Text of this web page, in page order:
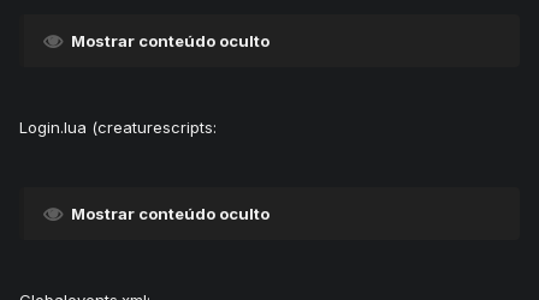
Mostrar conteúdo oculto
Login.lua (creaturescripts:
Mostrar conteúdo oculto